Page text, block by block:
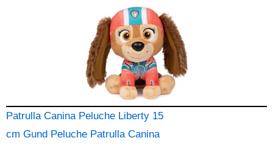
Patrulla Canina Peluche Liberty 15
cm Gund Peluche Patrulla Canina